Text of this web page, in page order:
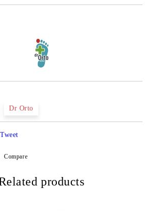
Dr Orto
Tweet
Compare
products